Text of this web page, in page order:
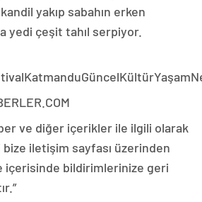
yakıp sabahın erken
yedi çeşit tahıl serpiyor.
ve diğer içerikler ile ilgili olarak
iletişim sayfası üzerinden
içerisinde bildirimlerinize geri